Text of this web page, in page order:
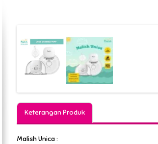
Keterangan Produk
Malish Unica :